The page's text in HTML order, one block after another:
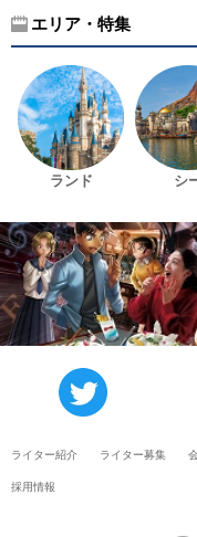
エリア・特集
ランド シ
ライター紹介 ライター募集
採用情報